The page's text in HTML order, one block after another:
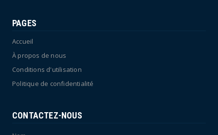
PAGES
Accueil
À propos de nous
Conditions d'utilisation
Politique de confidentialité
CONTACTEZ-NOUS